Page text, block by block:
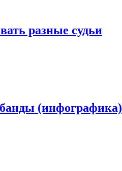
разные судьи
(инфографика)